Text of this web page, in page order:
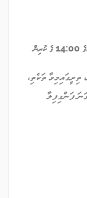
ތިރީގައިމިވާ ތަކެތި،
ކުންފުނީގެ ހެޑް އޮފީސް، ފެން ބިލްޑިންގުގެ 3 ވަނަ ފަންގިފިލާ